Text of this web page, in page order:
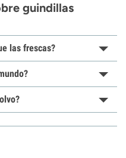
guindillas
las frescas?